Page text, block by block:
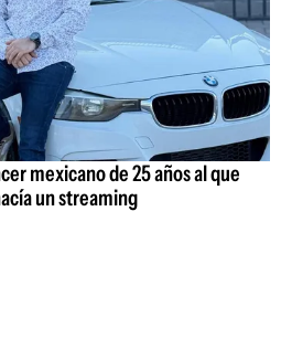
mexicano de 25 años al que
un streaming